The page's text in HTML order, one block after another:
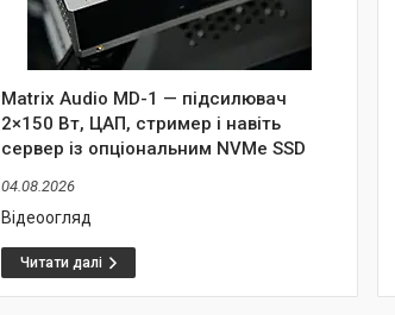
Matrix Audio MD-1 — підсилювач
2×150 Вт, ЦАП, стример і навіть
сервер із опціональним NVMe SSD
04.08.2026
Відеоогляд